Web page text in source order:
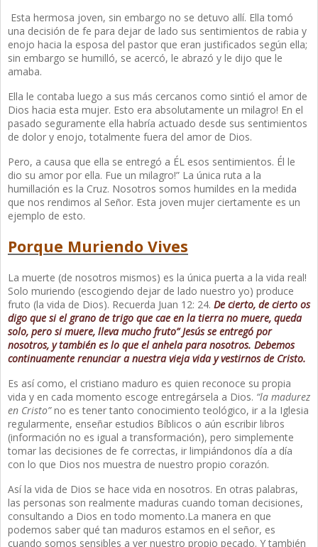
Esta hermosa joven, sin embargo no se detuvo allí. Ella tomó
una decisión de fe para dejar de lado sus sentimientos de rabia y
enojo hacia la esposa del pastor que eran justificados según ella;
sin embargo se humilló, se acercó, le abrazó y le dijo que le
amaba.
Ella le contaba luego a sus más cercanos como sintió el amor de
Dios hacia esta mujer. Esto era absolutamente un milagro! En el
pasado seguramente ella habría actuado desde sus sentimientos
de dolor y enojo, totalmente fuera del amor de Dios.
Pero, a causa que ella se entregó a ÉL esos sentimientos. Él le
dio su amor por ella. Fue un milagro!” La única ruta a la
humillación es la Cruz. Nosotros somos humildes en la medida
que nos rendimos al Señor. Esta joven mujer ciertamente es un
ejemplo de esto.
Porque Muriendo Vives
La muerte (de nosotros mismos) es la única puerta a la vida real!
Solo muriendo (escogiendo dejar de lado nuestro yo) produce
fruto (la vida de Dios). Recuerda Juan 12: 24. De cierto, de cierto os
digo que si el grano de trigo que cae en la tierra no muere, queda
solo, pero si muere, lleva mucho fruto” Jesús se entregó por
nosotros, y también es lo que el anhela para nosotros. Debemos
continuamente renunciar a nuestra vieja vida y vestirnos de Cristo.
Es así como, el cristiano maduro es quien reconoce su propia
vida y en cada momento escoge entregársela a Dios. “la madurez
en Cristo”no es tener tanto conocimiento teológico, ir a la Iglesia
regularmente, enseñar estudios Bíblicos o aún escribir libros
(información no es igual a transformación), pero simplemente
tomar las decisiones de fe correctas, ir limpiándonos día a día
con lo que Dios nos muestra de nuestro propio corazón.
Así la vida de Dios se hace vida en nosotros. En otras palabras,
las personas son realmente maduras cuando toman decisiones,
consultando a Dios en todo momento.La manera en que
podemos saber qué tan maduros estamos en el señor, es
cuando somos sensibles a ver nuestro propio pecado. Y también